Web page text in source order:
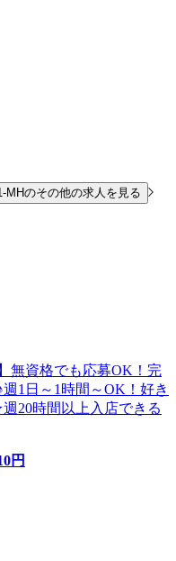
MHのその他の求人を見る
無資格でも応募OK！完
1日～1時間～OK！好き
20時間以上入店できる
円